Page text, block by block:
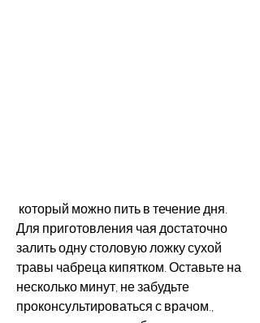
Для приготовления чая достаточно
залить одну столовую ложку сухой
травы чабреца кипятком. Оставьте на
несколько минут, не забудьте
проконсультироваться с врачом.,